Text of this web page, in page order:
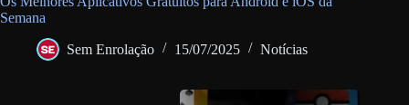
Semana
Sem Enrolação 15/07/2025 Notícias